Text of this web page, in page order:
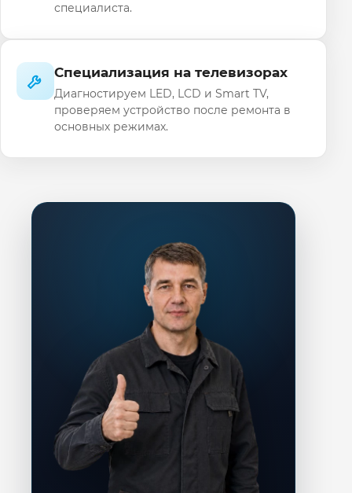
специалиста.
Специализация на телевизорах
Диагностируем LED, LCD и Smart TV,
проверяем устройство после ремонта в
основных режимах.